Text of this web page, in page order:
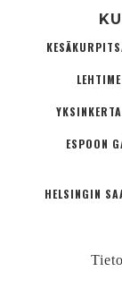
ESPOON
HELSINGIN